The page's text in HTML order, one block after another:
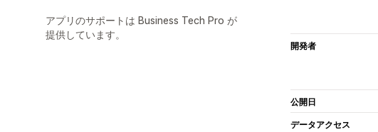
アプリのサポートは Business Tech Pro が
提供しています。
開発者
公開日
データアクセス